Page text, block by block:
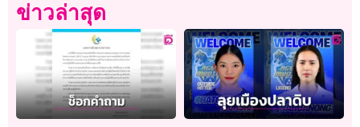
ข่าวล่าสุด